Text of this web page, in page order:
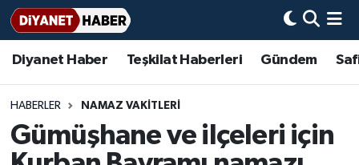
Diyanet Haber Teşkilat Haberleri Gündem
HABERLER NAMAZ VAKITLERI
Gümüşhane ve ilçeleri için
Diyanet Haber
Teşkilat Haberleri
Adana Müftülüğü
Adıyaman Müftülüğü
Afyonkarahisar Müftülüğü
Gündem
Bir Ayet
Bir Hikaye
Biyografiler
Aile Dergisi
Aylık Dergi
İmam Hatip Okulları
Başmakale
Hadis-i Şerifler
Hayat Okumaları
Nöbetçi Eczaneler
Hava Durumu
Ankara Namaz Vakitleri